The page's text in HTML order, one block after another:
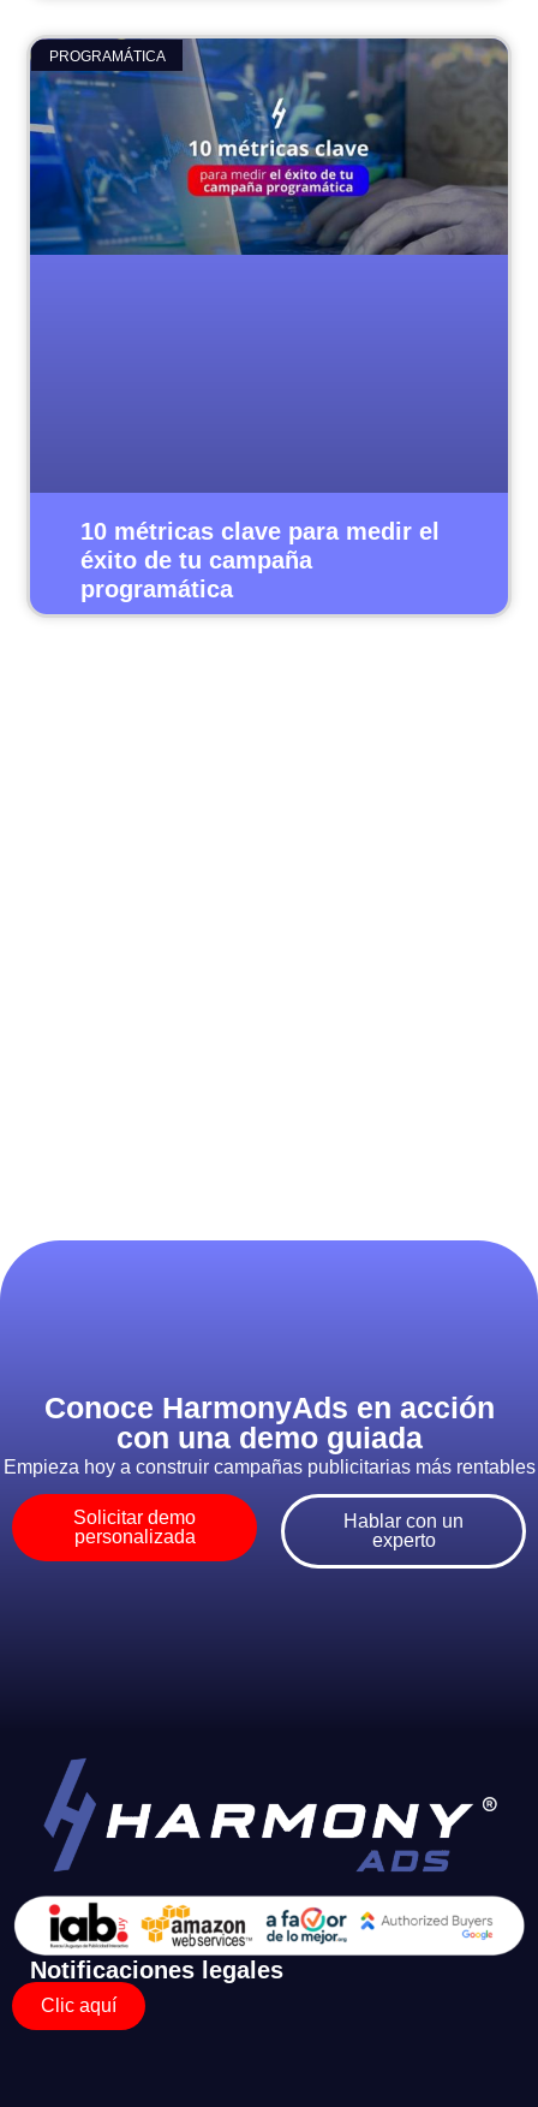
PROGRAMÁTICA
10 métricas clave para medir el
éxito de tu campaña
programática
Conoce HarmonyAds en acción
con una demo guiada
Empieza hoy a construir campañas publicitarias más rentables
Solicitar demo
personalizada
Hablar con un
experto
Notificaciones legales
Clic aquí